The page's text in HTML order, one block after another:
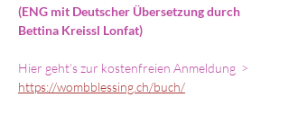
(ENG mit Deutscher Übersetzung durch
Bettina Kreissl Lonfat)
Hier geht’s zur kostenfreien Anmeldung  >
https://wombblessing.ch/buch/